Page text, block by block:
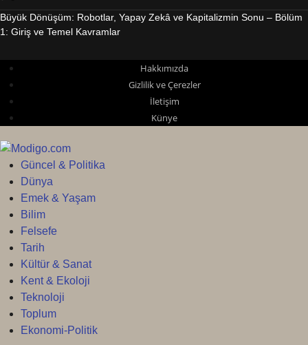
Büyük Dönüşüm: Robotlar, Yapay Zekâ ve Kapitalizmin Sonu – Bölüm
1: Giriş ve Temel Kavramlar
Hakkımızda
Gizlilik ve Çerezler
İletişim
Künye
Güncel & Politika
Dünya
Emek & Yaşam
Bilim
Felsefe
Tarih
Kültür & Sanat
Kent & Ekoloji
Teknoloji
Toplum
Ekonomi-Politik